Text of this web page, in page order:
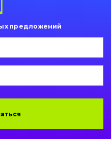
зателефонувати
предложений